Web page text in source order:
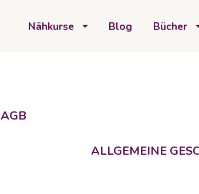
Nähkurse Blog Bücher
AGB
ALLGEMEINE